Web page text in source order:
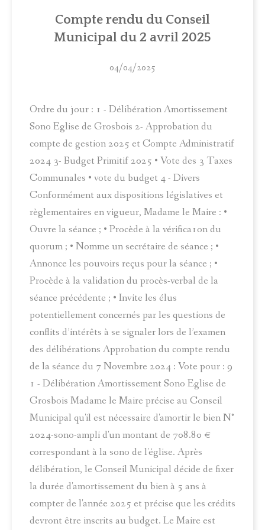
MUNICIPALITÉ
COMITÉ LOCAL D'ANIMATION
Compte rendu du Conseil
Municipal du 2 avril 2025
04/04/2025
Ordre du jour : 1 - Délibération Amortissement
Sono Eglise de Grosbois 2- Approbation du
compte de gestion 2025 et Compte Administratif
2024 3- Budget Primitif 2025 • Vote des 3 Taxes
Communales • vote du budget 4 - Divers
Conformément aux dispositions législatives et
règlementaires en vigueur, Madame le Maire : •
Ouvre la séance ; • Procède à la vérifica1on du
quorum ; • Nomme un secrétaire de séance ; •
Annonce les pouvoirs reçus pour la séance ; •
Procède à la validation du procès-verbal de la
séance précédente ; • Invite les élus
potentiellement concernés par les questions de
conflits d’intérêts à se signaler lors de l’examen
des délibérations Approbation du compte rendu
de la séance du 7 Novembre 2024 : Vote pour : 9
1 - Délibération Amortissement Sono Eglise de
Grosbois Madame le Maire précise au Conseil
Municipal qu'il est nécessaire d'amortir le bien N°
2024-sono-ampli d'un montant de 708.80 €
correspondant à la sono de l'église. Après
délibération, le Conseil Municipal décide de fixer
la durée d'amortissement du bien à 5 ans à
compter de l'année 2025 et précise que les crédits
devront être inscrits au budget. Le Maire est